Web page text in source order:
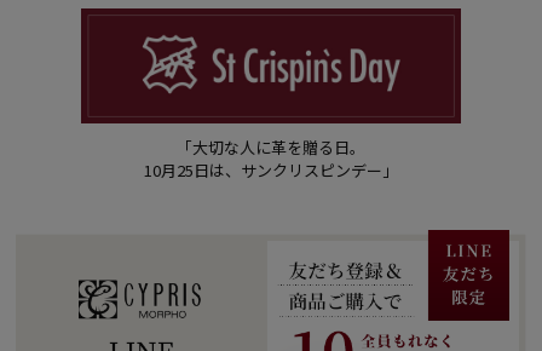
「大切な人に革を贈る日。
10月25日は、サンクリスピンデー」